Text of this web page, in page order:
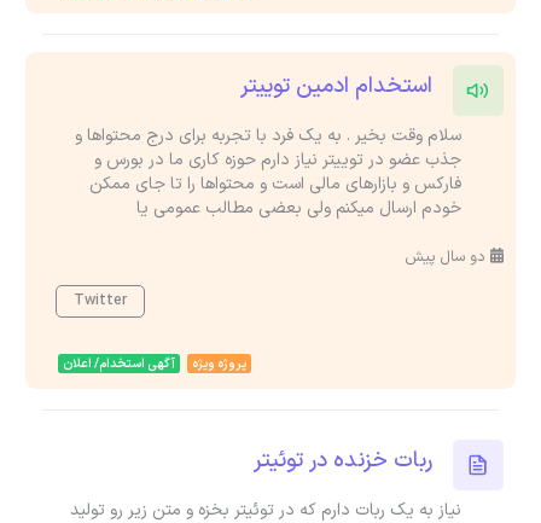
استخدام ادمین توییتر
سلام وقت بخیر . به یک فرد با تجربه برای درج محتواها و
جذب عضو در توییتر نیاز دارم حوزه کاری ما در بورس و
فارکس و بازارهای مالی است و محتواها را تا جای ممکن
خودم ارسال میکنم ولی بعضی مطالب عمومی یا
دو سال پیش
Twitter
پروژه ویژه آگهی استخدام/ اعلان
ربات خزنده در توئیتر
نیاز به یک ربات دارم که در توئیتر بخزه و متن زیر رو تولید